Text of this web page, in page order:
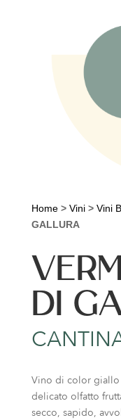
Home> Vini> Vini
GALLURA
DI
Vino di color
delicato olfatto
secco, sapido,